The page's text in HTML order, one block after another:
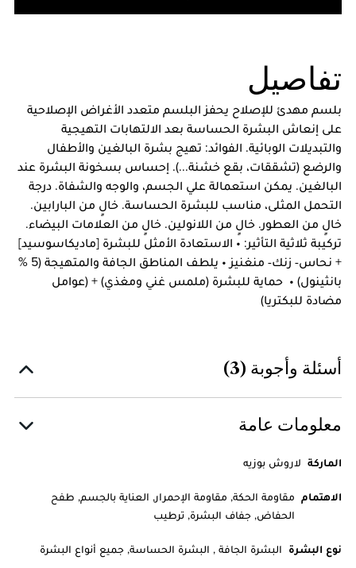
تفاصيل
بلسم مهدئ للإصلاح يحفز البلسم متعدد الأغراض الإصلاحية
على إنعاش البشرة الحساسة بعد الالتهابات التهيجية
والتبديلات الوبائية. الفوائد: تهيج بشرة البالغين والأطفال
والرضع (تشققات، بقع خشنة...). إحساس بسخونة البشرة عند
البالغين. يمكن استعمالة علي الجسم، والوجه والشفاة. درجة
التحمل المثلى، مناسب للبشرة الحساسة. خالٍ من البارابين.
خالٍ من العطور. خالٍ من اللانولين. خالٍ من العلامات البيضاء.
تركيبة ثلاثية التأثير: • الاستعادة الأمثل للبشرة [ماديكاسوسيد]
+ نحاس- زنك- منغنيز • يلطف المناطق الجافة والمتهيجة (5 %
بانثينول) • حماية للبشرة (ملمس غني ومغذي) + (عوامل
مضادة للبكتريا)
أسئلة وأجوبة (3)
معلومات عامة
الماركة لاروش بوزيه
الاهتمام مقاومة الحكة, مقاومة الإحمرار, العناية بالجسم, طفح
الحفاض, جفاف البشرة, ترطيب
نوع البشرة البشرة الجافة , البشرة الحساسة, جميع أنواع البشرة